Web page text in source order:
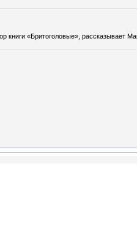
книги «Бритоголовые», рассказывает